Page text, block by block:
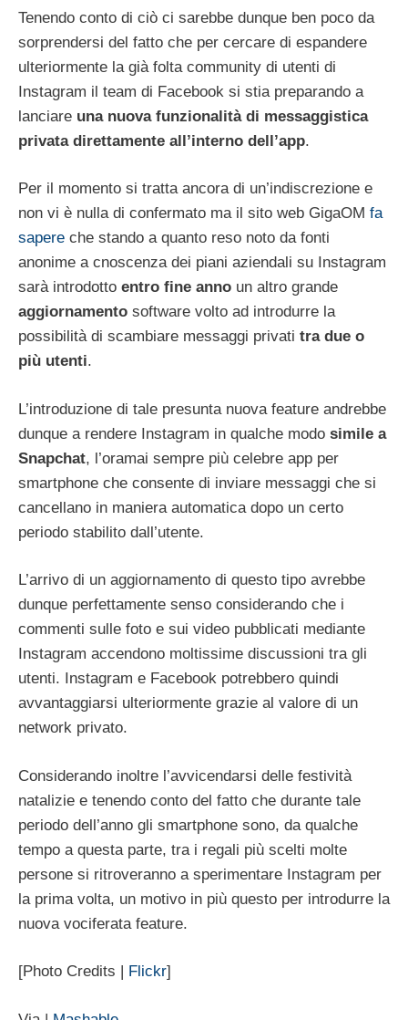
Tenendo conto di ciò ci sarebbe dunque ben poco da
sorprendersi del fatto che per cercare di espandere
ulteriormente la già folta community di utenti di
Instagram il team di Facebook si stia preparando a
lanciare una nuova funzionalità di messaggistica
privata direttamente all’interno dell’app.
Per il momento si tratta ancora di un’indiscrezione e
non vi è nulla di confermato ma il sito web GigaOM fa
sapere che stando a quanto reso noto da fonti
anonime a cnoscenza dei piani aziendali su Instagram
sarà introdotto entro fine anno un altro grande
aggiornamento software volto ad introdurre la
possibilità di scambiare messaggi privati tra due o
più utenti.
L’introduzione di tale presunta nuova feature andrebbe
dunque a rendere Instagram in qualche modo simile a
Snapchat, l’oramai sempre più celebre app per
smartphone che consente di inviare messaggi che si
cancellano in maniera automatica dopo un certo
periodo stabilito dall’utente.
L’arrivo di un aggiornamento di questo tipo avrebbe
dunque perfettamente senso considerando che i
commenti sulle foto e sui video pubblicati mediante
Instagram accendono moltissime discussioni tra gli
utenti. Instagram e Facebook potrebbero quindi
avvantaggiarsi ulteriormente grazie al valore di un
network privato.
Considerando inoltre l’avvicendarsi delle festività
natalizie e tenendo conto del fatto che durante tale
periodo dell’anno gli smartphone sono, da qualche
tempo a questa parte, tra i regali più scelti molte
persone si ritroveranno a sperimentare Instagram per
la prima volta, un motivo in più questo per introdurre la
nuova vociferata feature.
[Photo Credits | Flickr]